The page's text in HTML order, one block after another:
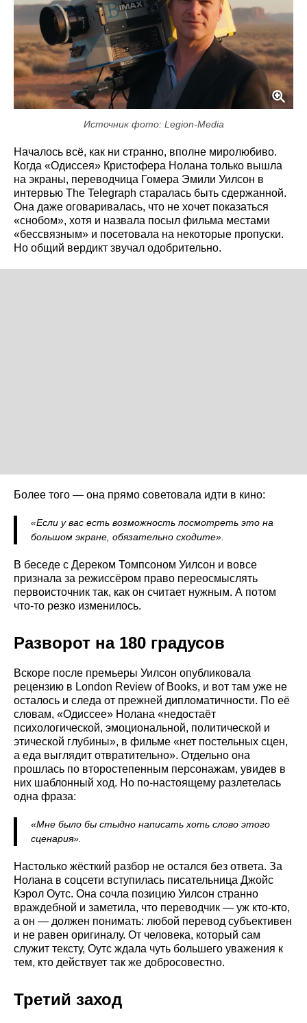
Источник фото: Legion-Media
Началось всё, как ни странно, вполне миролюбиво.
Когда «Одиссея» Кристофера Нолана только вышла
на экраны, переводчица Гомера Эмили Уилсон в
интервью The Telegraph старалась быть сдержанной.
Она даже оговаривалась, что не хочет показаться
«снобом», хотя и назвала посыл фильма местами
«бессвязным» и посетовала на некоторые пропуски.
Но общий вердикт звучал одобрительно.
Более того — она прямо советовала идти в кино:
«Если у вас есть возможность посмотреть это на
большом экране, обязательно сходите».
В беседе с Дереком Томпсоном Уилсон и вовсе
признала за режиссёром право переосмыслять
первоисточник так, как он считает нужным. А потом
что-то резко изменилось.
Разворот на 180 градусов
Вскоре после премьеры Уилсон опубликовала
рецензию в London Review of Books, и вот там уже не
осталось и следа от прежней дипломатичности. По её
словам, «Одиссее» Нолана «недостаёт
психологической, эмоциональной, политической и
этической глубины», в фильме «нет постельных сцен,
а еда выглядит отвратительно». Отдельно она
прошлась по второстепенным персонажам, увидев в
них шаблонный ход. Но по-настоящему разлетелась
одна фраза:
«Мне было бы стыдно написать хоть слово этого
сценария».
Настолько жёсткий разбор не остался без ответа. За
Нолана в соцсети вступилась писательница Джойс
Кэрол Оутс. Она сочла позицию Уилсон странно
враждебной и заметила, что переводчик — уж кто-кто,
а он — должен понимать: любой перевод субъективен
и не равен оригиналу. От человека, который сам
служит тексту, Оутс ждала чуть большего уважения к
тем, кто действует так же добросовестно.
Третий заход